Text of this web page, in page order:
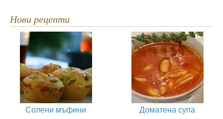
Нови рецепти
Солени мъфини Доматена супа